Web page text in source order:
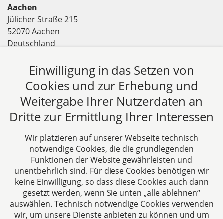
Aachen
Jülicher Straße 215
52070 Aachen
Deutschland
Fax: +49 241 94621-111
E-Mail:
kanzlei@dhk-law.com
Über uns
DH&K ist Ihre erfahrene Wirtschaftskanzlei aus
Aachen. Wir denken unternehmerisch und
verstehen uns als Full-Service-Dienstleister. Rechts-
und Steuerberatung auf höchstem Niveau in einer
persönlichen Beratungs- und Arbeitsatmosphäre
sind die Zielsetzungen unserer täglichen Arbeit.
Folgen Sie uns auf
Einwilligung in das Setzen von
Cookies und zur Erhebung und
Weitergabe Ihrer Nutzerdaten an
Dritte zur Ermittlung Ihrer Interessen
Wir platzieren auf unserer Webseite technisch
notwendige Cookies, die die grundlegenden
Funktionen der Website gewährleisten und
unentbehrlich sind. Für diese Cookies benötigen wir
keine Einwilligung, so dass diese Cookies auch dann
gesetzt werden, wenn Sie unten „alle ablehnen“
auswählen. Technisch notwendige Cookies verwenden
wir, um unsere Dienste anbieten zu können und um